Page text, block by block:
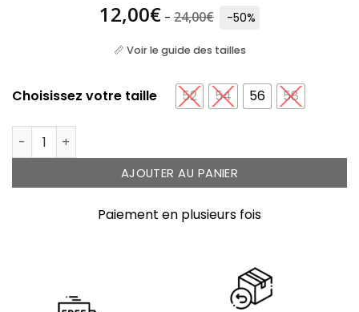
12,00€ - 24,00€ -50%
📏 Voir le guide des tailles
Choisissez votre taille 52 54 56 58
quantité de Bague dorée tresse sertie
AJOUTER AU PANIER
Paiement en plusieurs fois